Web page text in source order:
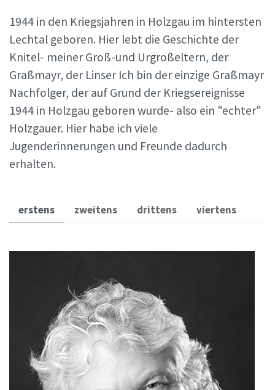
1944 in den Kriegsjahren in Holzgau im hintersten
Lechtal geboren. Hier lebt die Geschichte der
Knitel- meiner Groß-und Urgroßeltern, der
Graßmayr, der Linser Ich bin der einzige Graßmayr
Nachfolger, der auf Grund der Kriegsereignisse
1944 in Holzgau geboren wurde- also ein "echter"
Holzgauer. Hier habe ich viele
Jugenderinnerungen und Freunde dadurch
erhalten.
erstens zweitens drittens viertens